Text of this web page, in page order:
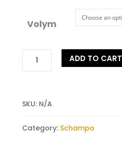
Volym
Kattschampo
quantity
ADD TO CART
SKU: N/A
Category: Schampo